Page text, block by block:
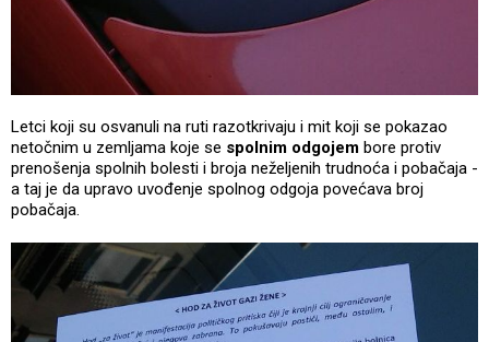
Letci koji su osvanuli na ruti razotkrivaju i mit koji se pokazao
netočnim u zemljama koje se spolnim odgojem bore protiv
prenošenja spolnih bolesti i broja neželjenih trudnoća i pobačaja -
a taj je da upravo uvođenje spolnog odgoja povećava broj
pobačaja.